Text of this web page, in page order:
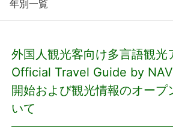
プレスリリース
年別一覧
外国人観光客向け多言語観光
Official Travel Guide by
開始および観光情報のオープ
いて